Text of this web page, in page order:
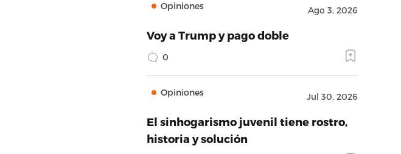
Opiniones Ago 3, 2026
Voy a Trump y pago doble
0
Opiniones Jul 30, 2026
El sinhogarismo juvenil tiene rostro,
historia y solución